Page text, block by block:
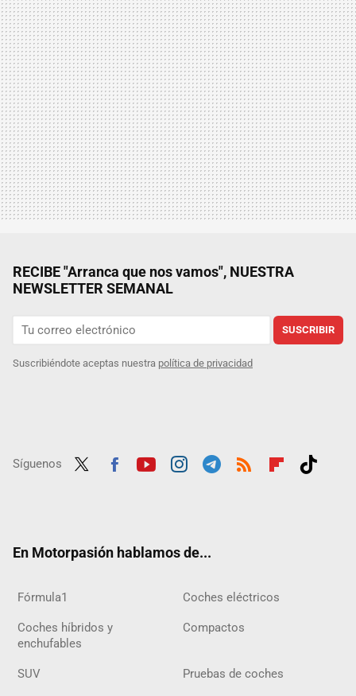
RECIBE "Arranca que nos vamos", NUESTRA
NEWSLETTER SEMANAL
SUSCRIBIR
Suscribiéndote aceptas nuestra política de privacidad
Síguenos
En Motorpasión hablamos de...
Fórmula1 Coches eléctricos
Coches híbridos y
enchufables
Compactos
SUV Pruebas de coches